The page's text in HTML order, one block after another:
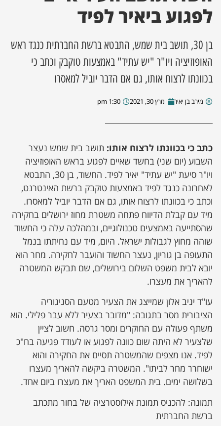
מסע מלחמה
השבוע
מקומית
לפגוע ביאיר לפיד
בן 30, תושב בית שמש, התבטא ברשת החברתית כנגד ראש
האופוזיציה ויו"ר "יש עתיד" באמצעות טוקבק וכתב כי
בכוונתו לרצוח אותו, גם אם הדבר יוביל למאסרו
מירב בן יאיר מרץ 30, 2021 1:30 pm
כתב כי בכוונתו לרצוח אותו: תושב בית שמש נעצר
השבוע (יום שני) בחשד שאיים לפגוע בראש האופוזיציה
ויו"ר סיעת "יש עתיד" יאיר לפיד. החשוד, בן 30, התבטא
לאחרונה כנגד לפיד באמצעות טוקבק ברשת האינטרנט,
וכתב כי בכוונתו לרצוח אותו, גם אם הדבר יוביל למאסרו.
מיד עם קבלת הדיווח פתחה משטרת מחוז ירושלים בחקירה
שהסתייעה באמצעים טכנולוגיים, ובמהלכה עלה כי החשוד
שוהה מחוץ לגבולות ישראל. היום, מיד עם נחיתתו בנמל
התעופה בן גוריון, נעצר החשוד והועבר לחקירה. מחר הוא
יובא לבית משפט השלום בירושלים, שם תבקש המשטרה
להאריך את מעצרו.
עו"ד יניב אלון שמייצג את הצעיר מטעם הסניגוריה
הציבורית מסר בתגובה: "מדובר בצעיר ללא עבר פלילי. הוא
משתף פעולה עם החוקרים ומסר גרסה. חשוב לציין
שלצעיר לא היתה שום כוונה לפגוע או לעודד פגיעה בח"כ
לפיד. אנו מצפים שהמשטרה תסיים את החקירה והוא
ישוחרר מחר לביתו". המשטרה ביקשה להאריך מעצרו
בשלושה ימים. בית המשפט האריך את מעצרו ביום אחד.
תמונה: להכניס תמונת אילוסטרציה של בחור מתכתב
ברשת החברתית